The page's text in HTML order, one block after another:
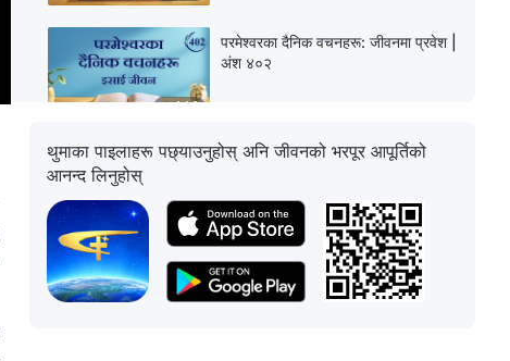
4:12
परमेश्‍वरका दैनिक वचनहरू: जीवनमा प्रवेश |
अंश ४०२
11:36
परमेश्‍वरका दैनिक वचनहरू: जीवनमा प्रवेश |
परमेश्‍वरका दैनिक वचनहरू: जीवनमा प्रवेश |
अंश ४०४
थुमाका पाइलाहरू पछ्याउनुहोस् अनि जीवनको भरपूर आपूर्तिको
आनन्द लिनुहोस्